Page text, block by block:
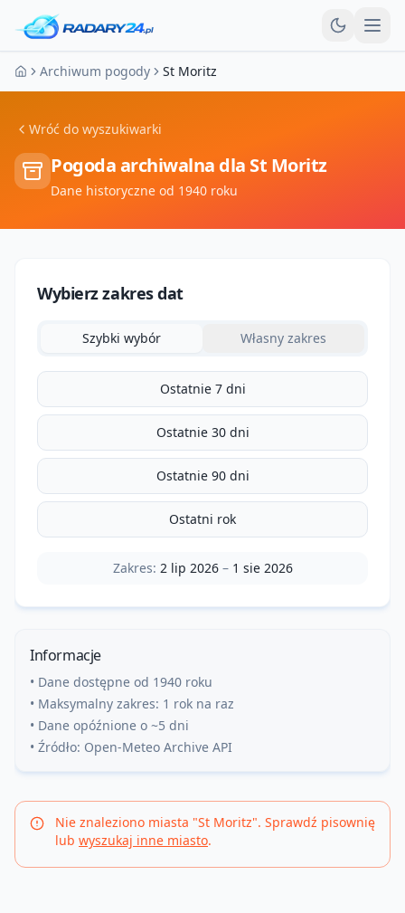
Strona główna
Archiwum pogody St Moritz
Wróć do wyszukiwarki
Pogoda archiwalna dla St Moritz
Dane historyczne od 1940 roku
Wybierz zakres dat
Szybki wybór Własny zakres
Ostatnie 7 dni
Ostatnie 30 dni
Ostatnie 90 dni
Ostatni rok
Zakres: 2 lip 2026– 1 sie 2026
Informacje
• Dane dostępne od 1940 roku
• Maksymalny zakres: 1 rok na raz
• Dane opóźnione o ~5 dni
• Źródło: Open-Meteo Archive API
Nie znaleziono miasta "St Moritz". Sprawdź pisownię
lub wyszukaj inne miasto.